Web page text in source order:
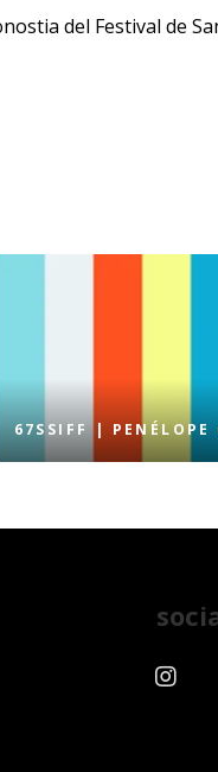
del Festival de
67SSIFF | PENÉLOPE